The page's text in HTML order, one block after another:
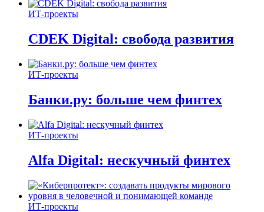
ИТ-проекты
CDEK Digital: свобода развития
ИТ-проекты
Банки.ру: больше чем финтех
ИТ-проекты
Alfa Digital: нескучный финтех
ИТ-проекты